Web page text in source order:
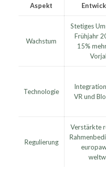
Aspekt
Wachstum
Stetiges
Frühjahr
15%
Technologie
VR und
Regulierung
Verstärkte